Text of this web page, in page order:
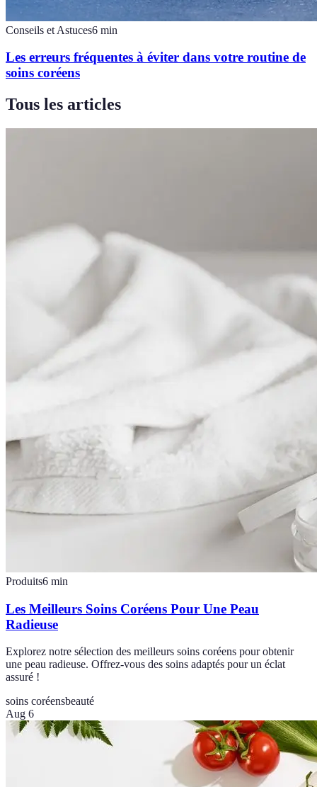
Conseils et Astuces6 min
Les erreurs fréquentes à éviter dans votre routine de
soins coréens
Tous les articles
Produits6 min
Les Meilleurs Soins Coréens Pour Une Peau
Radieuse
Explorez notre sélection des meilleurs soins coréens pour obtenir
une peau radieuse. Offrez-vous des soins adaptés pour un éclat
assuré !
soins coréensbeauté
Aug 6